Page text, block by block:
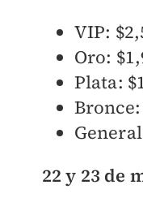
VIP:
Oro:
Plata:
Bronce:
22 y 23 de